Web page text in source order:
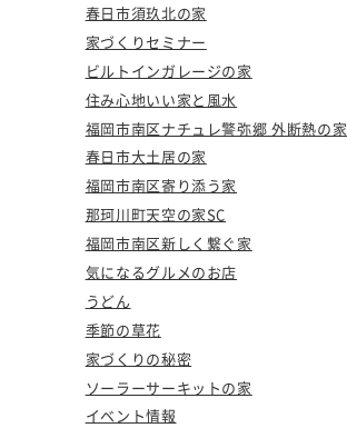
春日市須玖北の家
家づくりセミナー
ビルトインガレージの家
住み心地いい家と風水
福岡市南区ナチュレ警弥郷 外断熱の家
春日市大土居の家
福岡市南区寄り添う家
那珂川町天空の家SC
福岡市南区新しく繋ぐ家
気になるグルメのお店
うどん
季節の草花
家づくりの秘密
ソーラーサーキットの家
イベント情報